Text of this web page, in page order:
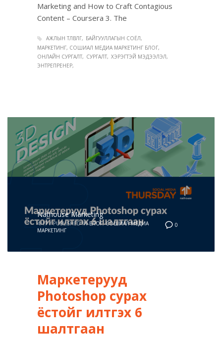
Marketing and How to Craft Contagious
Content – Coursera 3. The
АЖЛЫН ТӨЛӨВЛӨГӨӨ
БАЙГУУЛЛАГЫН СОЁЛ
МАРКЕТИНГ, СОШИАЛ МЕДИА МАРКЕТИНГ БЛОГ
ОНЛАЙН СУРГАЛТ
СУРГАЛТ ХЭРЭГТЭЙ МЭДЭЭЛЭЛ
ЭНТРЕПРЕНЕР
0
Nathouse Marketing
4/17 / PUBLISHED IN БЛОГ,СОШИАЛ МЕДИА
МАРКЕТИНГ
Маркетерууд
Photoshop сурах
ёстойг илтгэх 6
шалтгаан